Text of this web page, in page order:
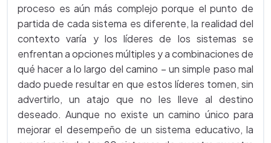
proceso es aún más complejo porque el punto de
partida de cada sistema es diferente, la realidad del
contexto varía y los líderes de los sistemas se
enfrentan a opciones múltiples y a combinaciones de
qué hacer a lo largo del camino – un simple paso mal
dado puede resultar en que estos líderes tomen, sin
advertirlo, un atajo que no les lleve al destino
deseado. Aunque no existe un camino único para
mejorar el desempeño de un sistema educativo, la